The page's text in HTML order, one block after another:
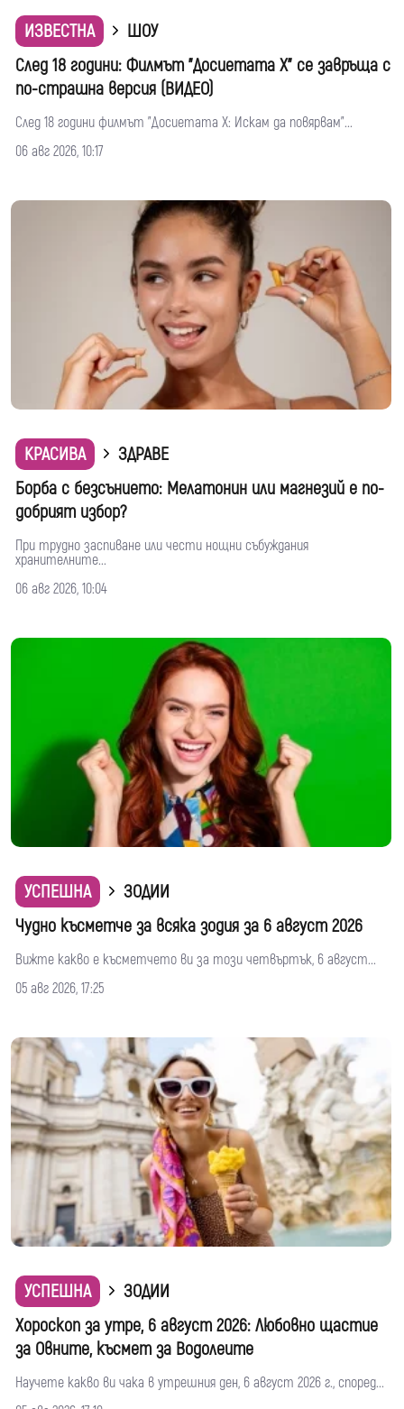
ИЗВЕСТНА
ШОУ
След 18 години: Филмът "Досиетата Х" се завръща с
по-страшна версия (ВИДЕО)
След 18 години филмът "Досиетата Х: Искам да повярвам"...
06 авг 2026, 10:17
КРАСИВА
ЗДРАВЕ
Борба с безсънието: Мелатонин или магнезий е по-
добрият избор?
При трудно заспиване или чести нощни събуждания
хранителните...
06 авг 2026, 10:04
УСПЕШНА
ЗОДИИ
Чудно късметче за всяка зодия за 6 август 2026
Вижте какво е късметчето ви за този четвъртък, 6 август...
05 авг 2026, 17:25
УСПЕШНА
ЗОДИИ
Хороскоп за утре, 6 август 2026: Любовно щастие
за Овните, късмет за Водолеите
Научете какво ви чака в утрешния ден, 6 август 2026 г., според...